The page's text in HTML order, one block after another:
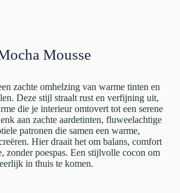
Mousse
zachte omhelzing van warme tinten en
Deze stijl straalt rust en verfijning uit,
die je interieur omtovert tot een serene
aan zachte aardetinten, fluweelachtige
patronen die samen een warme,
Hier draait het om balans, comfort
zonder poespas. Een stijlvolle cocon om
in thuis te komen.